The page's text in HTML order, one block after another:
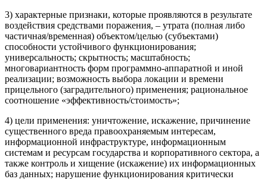
3) характерные признаки, которые проявляются в результате
воздействия средствами поражения, – утрата (полная либо
частичная/временная) объектом/целью (субъектами)
способности устойчивого функционирования;
универсальность; скрытность; масштабность;
многовариантность форм программно-аппаратной и иной
реализации; возможность выбора локации и времени
прицельного (заградительного) применения; рациональное
соотношение «эффективность/стоимость»;
4) цели применения: уничтожение, искажение, причинение
существенного вреда правоохраняемым интересам,
информационной инфраструктуре, информационным
системам и ресурсам государства и корпоративного сектора, а
также контроль и хищение (искажение) их информационных
баз данных; нарушение функционирования критически